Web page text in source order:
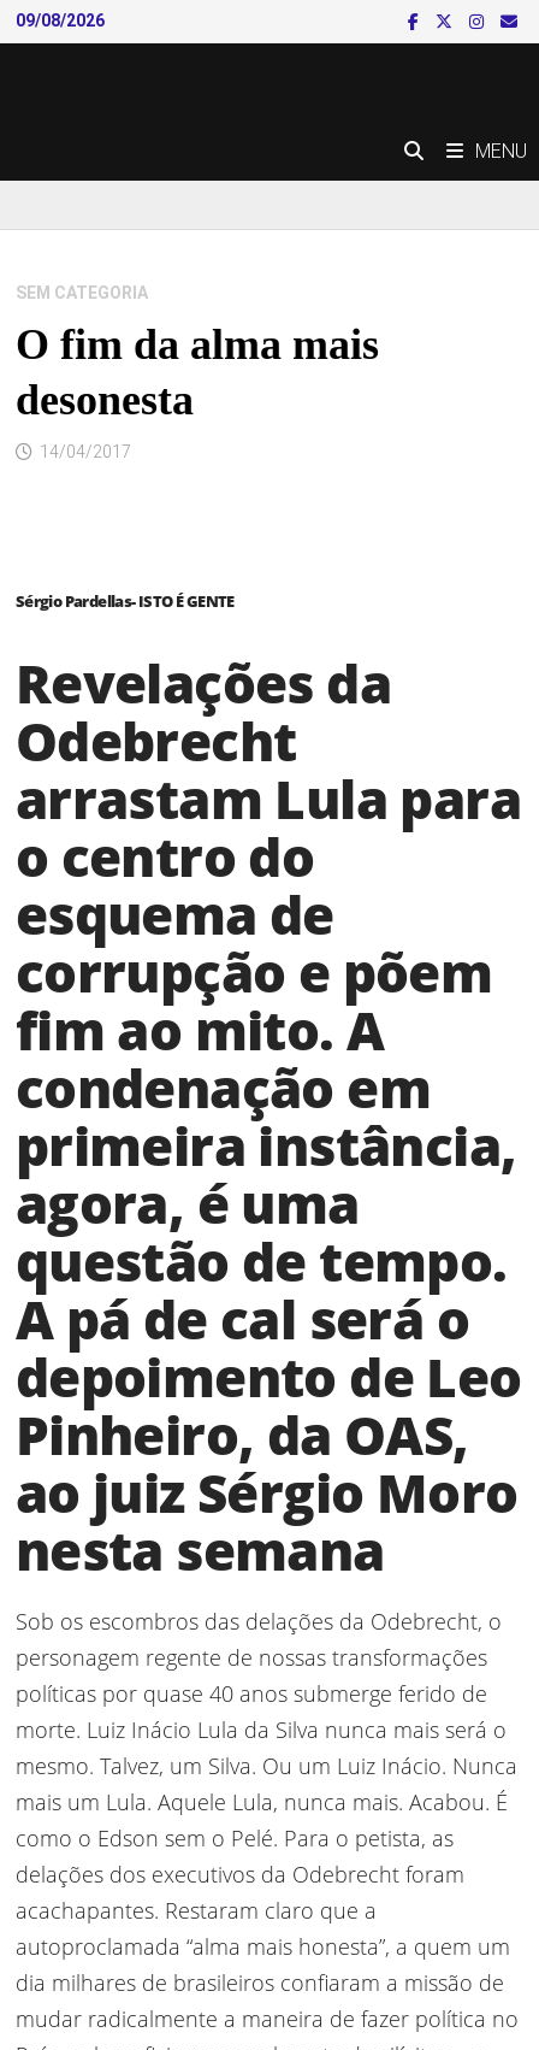
Skip
to
09/08/2026
MENU
SEM CATEGORIA
O fim da alma mais
desonesta
14/04/2017
Sérgio Pardellas- ISTO É GENTE
Revelações da
Odebrecht
arrastam Lula para
o centro do
esquema de
corrupção e põem
fim ao mito. A
condenação em
primeira instância,
agora, é uma
questão de tempo.
A pá de cal será o
depoimento de Leo
Pinheiro, da OAS,
ao juiz Sérgio Moro
nesta semana
Sob os escombros das delações da Odebrecht, o
personagem regente de nossas transformações
políticas por quase 40 anos submerge ferido de
morte. Luiz Inácio Lula da Silva nunca mais será o
mesmo. Talvez, um Silva. Ou um Luiz Inácio. Nunca
mais um Lula. Aquele Lula, nunca mais. Acabou. É
como o Edson sem o Pelé. Para o petista, as
delações dos executivos da Odebrecht foram
acachapantes. Restaram claro que a
autoproclamada “alma mais honesta”, a quem um
dia milhares de brasileiros confiaram a missão de
mudar radicalmente a maneira de fazer política no